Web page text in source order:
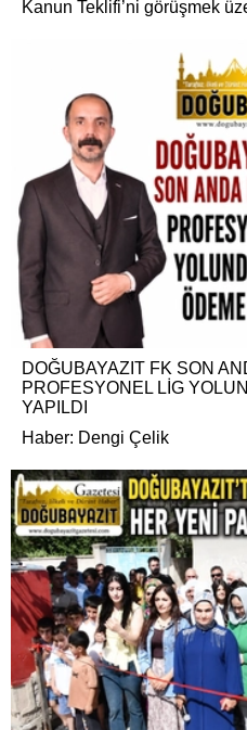
Kanun Teklifi’ni görüşmek
DOĞUBAYAZIT FK SON
PROFESYONEL LİG
YAPILDI
Haber: Dengi Çelik